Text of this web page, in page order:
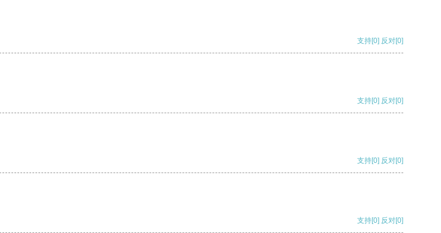
支持[0] 反对[0]
支持[0] 反对[0]
支持[0] 反对[0]
支持[0] 反对[0]